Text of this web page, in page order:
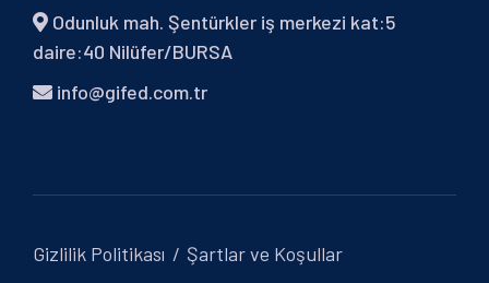
Odunluk mah. Şentürkler iş merkezi kat:5
daire:40 Nilüfer/BURSA
info@gifed.com.tr
Gizlilik Politikası Şartlar ve Koşullar